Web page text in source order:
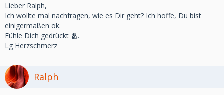
Lieber Ralph,
Ich wollte mal nachfragen, wie es Dir geht? Ich hoffe, Du bist
einigermaßen ok.
Fühle Dich gedrückt 🫂.
Lg Herzschmerz
Ralph